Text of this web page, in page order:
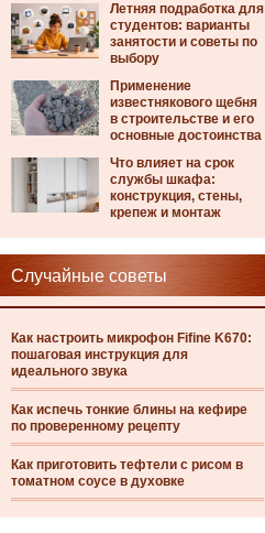
Летняя подработка для
студентов: варианты
занятости и советы по
выбору
Применение
известнякового щебня
в строительстве и его
основные достоинства
Что влияет на срок
службы шкафа:
конструкция, стены,
крепеж и монтаж
Случайные советы
Как настроить микрофон Fifine K670:
пошаговая инструкция для
идеального звука
Как испечь тонкие блины на кефире
по проверенному рецепту
Как приготовить тефтели с рисом в
томатном соусе в духовке